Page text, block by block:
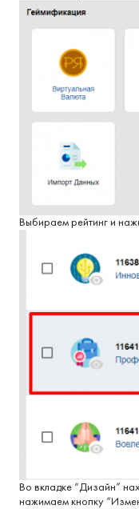
Выбираем рейтинг и
Во вкладке “Дизайн”
нажимаем кнопку